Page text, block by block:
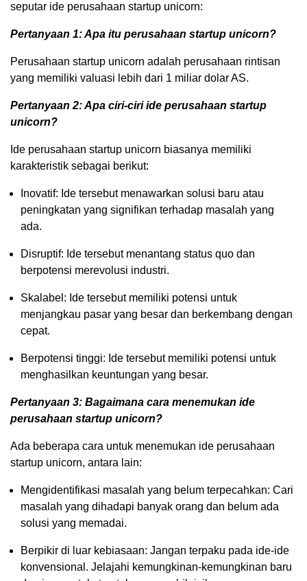
seputar ide perusahaan startup unicorn:
Pertanyaan 1: Apa itu perusahaan startup unicorn?
Perusahaan startup unicorn adalah perusahaan rintisan
yang memiliki valuasi lebih dari 1 miliar dolar AS.
Pertanyaan 2: Apa ciri-ciri ide perusahaan startup
unicorn?
Ide perusahaan startup unicorn biasanya memiliki
karakteristik sebagai berikut:
Inovatif: Ide tersebut menawarkan solusi baru atau
peningkatan yang signifikan terhadap masalah yang
ada.
Disruptif: Ide tersebut menantang status quo dan
berpotensi merevolusi industri.
Skalabel: Ide tersebut memiliki potensi untuk
menjangkau pasar yang besar dan berkembang dengan
cepat.
Berpotensi tinggi: Ide tersebut memiliki potensi untuk
menghasilkan keuntungan yang besar.
Pertanyaan 3: Bagaimana cara menemukan ide
perusahaan startup unicorn?
Ada beberapa cara untuk menemukan ide perusahaan
startup unicorn, antara lain:
Mengidentifikasi masalah yang belum terpecahkan: Cari
masalah yang dihadapi banyak orang dan belum ada
solusi yang memadai.
Berpikir di luar kebiasaan: Jangan terpaku pada ide-ide
konvensional. Jelajahi kemungkinan-kemungkinan baru